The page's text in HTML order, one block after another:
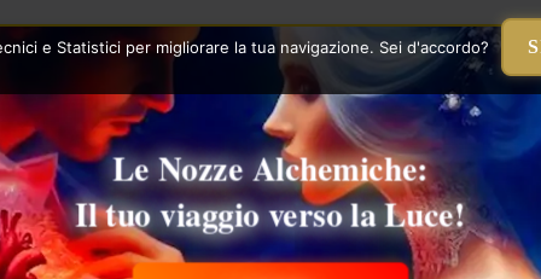
Le Nozze Alchemiche:
Il tuo viaggio verso la Luce!
e Statistici per migliorare la tua navigazione. Sei d'accordo?